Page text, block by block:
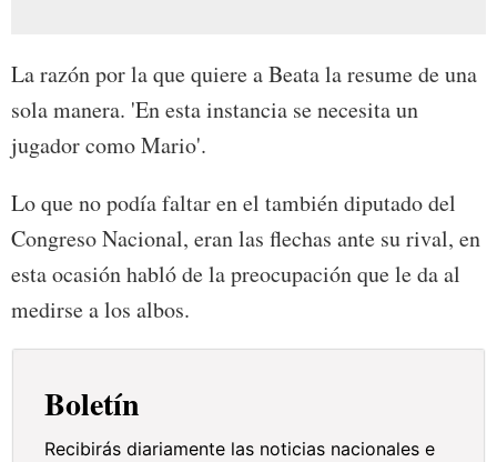
La razón por la que quiere a Beata la resume de una
sola manera. 'En esta instancia se necesita un
jugador como Mario'.
Lo que no podía faltar en el también diputado del
Congreso Nacional, eran las flechas ante su rival, en
esta ocasión habló de la preocupación que le da al
medirse a los albos.
Boletín
Recibirás diariamente las noticias nacionales e